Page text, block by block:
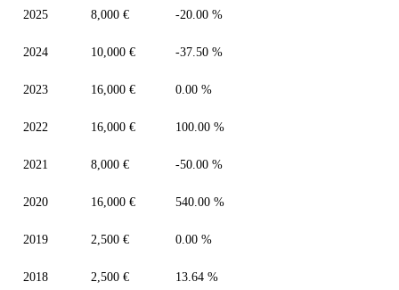
2025 8,000 € -20.00 %
2024 10,000 € -37.50 %
2023 16,000 € 0.00 %
2022 16,000 € 100.00 %
2021 8,000 € -50.00 %
2020 16,000 € 540.00 %
2019 2,500 € 0.00 %
2018 2,500 € 13.64 %